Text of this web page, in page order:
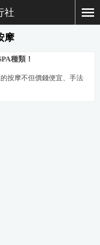
社
摩
種類！
按摩不但價錢便宜、手法